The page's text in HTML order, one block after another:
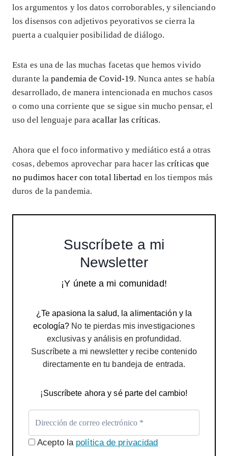
los argumentos y los datos corroborables, y silenciando
los disensos con adjetivos peyorativos se cierra la
puerta a cualquier posibilidad de diálogo.
Esta es una de las muchas facetas que hemos vivido
durante lapandemia de Covid-19. Nunca antes se había
desarrollado, de manera intencionada en muchos casos
o como una corriente que se sigue sin mucho pensar, el
uso del lenguaje paraacallar las críticas.
Ahora que el foco informativo y mediático está a otras
cosas, debemos aprovechar para hacer lascríticas que
no pudimos hacer con total libertad en los tiempos más
duros de la pandemia.
Suscríbete a mi
Newsletter
¡Y únete a mi comunidad!
¿Te apasiona la salud, la alimentación y la
ecología? No te pierdas mis investigaciones
exclusivas y análisis en profundidad.
Suscríbete a mi newsletter y recibe contenido
directamente en tu bandeja de entrada.
¡Suscríbete ahora y sé parte del cambio!
Acepto la política de privacidad